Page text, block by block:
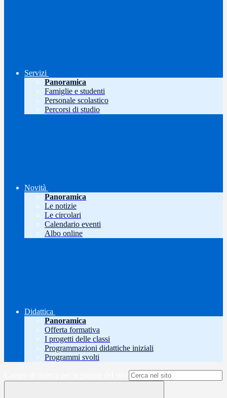
Servizi
Panoramica
Famiglie e studenti
Personale scolastico
Percorsi di studio
Novità
Panoramica
Le notizie
Le circolari
Calendario eventi
Albo online
Didattica
Panoramica
Offerta formativa
I progetti delle classi
Programmazioni didattiche iniziali
Programmi svolti